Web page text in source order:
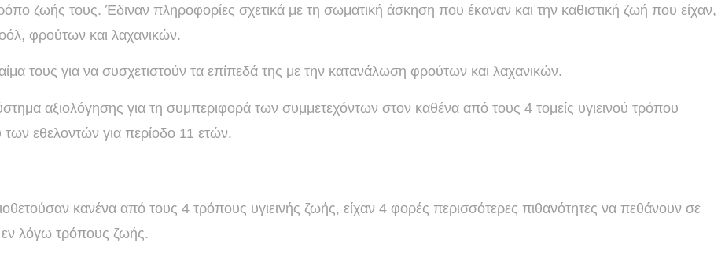
ζωής τους. Έδιναν πληροφορίες σχετικά με τη σωματική άσκηση που έκαναν και την καθιστική ζωή που είχαν,
φρούτων και λαχανικών.
τους για να συσχετιστούν τα επίπεδά της με την κατανάλωση φρούτων και λαχανικών.
αξιολόγησης για τη συμπεριφορά των συμμετεχόντων στον καθένα από τους 4 τομείς υγιεινού τρόπου
εθελοντών για περίοδο 11 ετών.
κανένα από τους 4 τρόπους υγιεινής ζωής, είχαν 4 φορές περισσότερες πιθανότητες να πεθάνουν σε
λόγω τρόπους ζωής.